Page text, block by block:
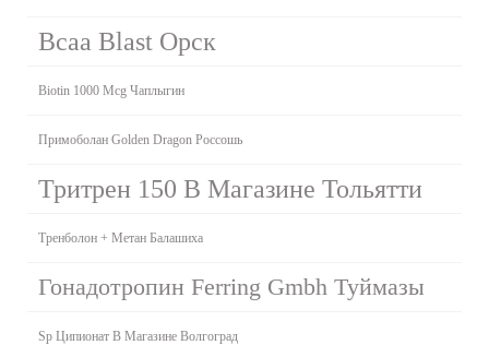
Bcaa Blast Орск
Biotin 1000 Mcg Чаплыгин
Примоболан Golden Dragon Россошь
Тритрен 150 В Магазине Тольятти
Тренболон + Метан Балашиха
Гонадотропин Ferring Gmbh Туймазы
Sp Ципионат В Магазине Волгоград